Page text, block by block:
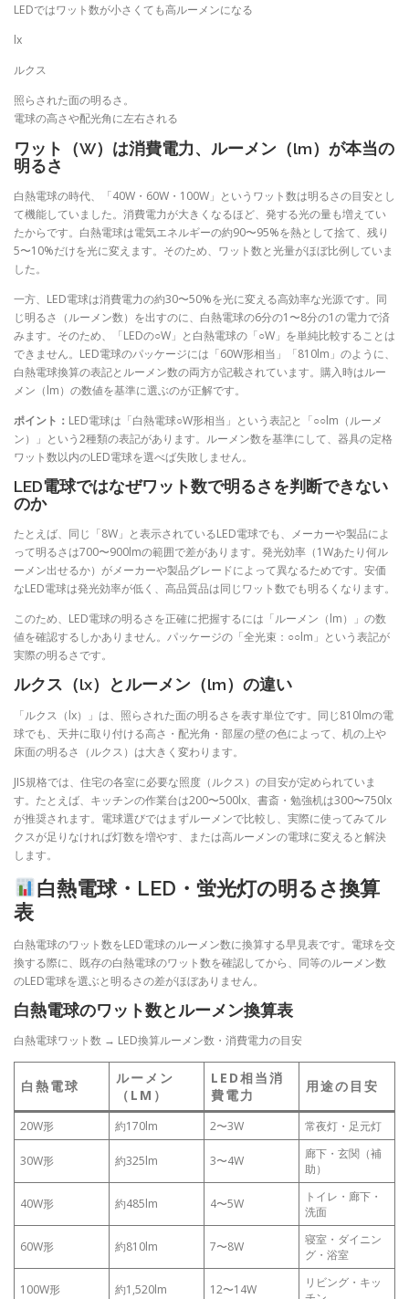
LEDではワット数が小さくても高ルーメンになる
lx
ルクス
照らされた面の明るさ。
電球の高さや配光角に左右される
ワット（W）は消費電力、ルーメン（lm）が本当の
明るさ
白熱電球の時代、「40W・60W・100W」というワット数は明るさの目安とし
て機能していました。消費電力が大きくなるほど、発する光の量も増えてい
たからです。白熱電球は電気エネルギーの約90〜95%を熱として捨て、残り
5〜10%だけを光に変えます。そのため、ワット数と光量がほぼ比例していま
した。
一方、LED電球は消費電力の約30〜50%を光に変える高効率な光源です。同
じ明るさ（ルーメン数）を出すのに、白熱電球の6分の1〜8分の1の電力で済
みます。そのため、「LEDの○W」と白熱電球の「○W」を単純比較することは
できません。LED電球のパッケージには「60W形相当」「810lm」のように、
白熱電球換算の表記とルーメン数の両方が記載されています。購入時はルー
メン（lm）の数値を基準に選ぶのが正解です。
ポイント： LED電球は「白熱電球○W形相当」という表記と「○○lm（ルーメ
ン）」という2種類の表記があります。ルーメン数を基準にして、器具の定格
ワット数以内のLED電球を選べば失敗しません。
LED電球ではなぜワット数で明るさを判断できない
のか
たとえば、同じ「8W」と表示されているLED電球でも、メーカーや製品によ
って明るさは700〜900lmの範囲で差があります。発光効率（1Wあたり何ル
ーメン出せるか）がメーカーや製品グレードによって異なるためです。安価
なLED電球は発光効率が低く、高品質品は同じワット数でも明るくなります。
このため、LED電球の明るさを正確に把握するには「ルーメン（lm）」の数
値を確認するしかありません。パッケージの「全光束：○○lm」という表記が
実際の明るさです。
ルクス（lx）とルーメン（lm）の違い
「ルクス（lx）」は、照らされた面の明るさを表す単位です。同じ810lmの電
球でも、天井に取り付ける高さ・配光角・部屋の壁の色によって、机の上や
床面の明るさ（ルクス）は大きく変わります。
JIS規格では、住宅の各室に必要な照度（ルクス）の目安が定められていま
す。たとえば、キッチンの作業台は200〜500lx、書斎・勉強机は300〜750lx
が推奨されます。電球選びではまずルーメンで比較し、実際に使ってみてル
クスが足りなければ灯数を増やす、または高ルーメンの電球に変えると解決
します。
白熱電球・LED・蛍光灯の明るさ換算
表
白熱電球のワット数をLED電球のルーメン数に換算する早見表です。電球を交
換する際に、既存の白熱電球のワット数を確認してから、同等のルーメン数
のLED電球を選ぶと明るさの差がほぼありません。
白熱電球のワット数とルーメン換算表
白熱電球ワット数 → LED換算ルーメン数・消費電力の目安
白熱電球
ルーメン
（LM）
LED相当消
費電力
用途の目安
20W形 約170lm 2〜3W 常夜灯・足元灯
30W形 約325lm 3〜4W
廊下・玄関（補
助）
40W形 約485lm 4〜5W
トイレ・廊下・
洗面
60W形 約810lm 7〜8W
寝室・ダイニン
グ・浴室
100W形 約1,520lm 12〜14W
リビング・キッ